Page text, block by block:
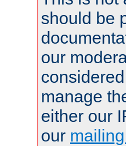
should be
our
manage
either our
our